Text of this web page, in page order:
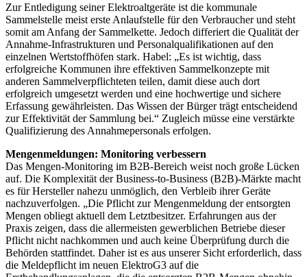
Zur Entledigung seiner Elektroaltgeräte ist die kommunale
Sammelstelle meist erste Anlaufstelle für den Verbraucher und steht
somit am Anfang der Sammelkette. Jedoch differiert die Qualität der
Annahme-Infrastrukturen und Personalqualifikationen auf den
einzelnen Wertstoffhöfen stark. Habel: „Es ist wichtig, dass
erfolgreiche Kommunen ihre effektiven Sammelkonzepte mit
anderen Sammelverpflichteten teilen, damit diese auch dort
erfolgreich umgesetzt werden und eine hochwertige und sichere
Erfassung gewährleisten. Das Wissen der Bürger trägt entscheidend
zur Effektivität der Sammlung bei.“ Zugleich müsse eine verstärkte
Qualifizierung des Annahmepersonals erfolgen.
Mengenmeldungen: Monitoring verbessern
Das Mengen-Monitoring im B2B-Bereich weist noch große Lücken
auf. Die Komplexität der Business-to-Business (B2B)-Märkte macht
es für Hersteller nahezu unmöglich, den Verbleib ihrer Geräte
nachzuverfolgen. „Die Pflicht zur Mengenmeldung der entsorgten
Mengen obliegt aktuell dem Letztbesitzer. Erfahrungen aus der
Praxis zeigen, dass die allermeisten gewerblichen Betriebe dieser
Pflicht nicht nachkommen und auch keine Überprüfung durch die
Behörden stattfindet. Daher ist es aus unserer Sicht erforderlich, dass
die Meldepflicht im neuen ElektroG3 auf die